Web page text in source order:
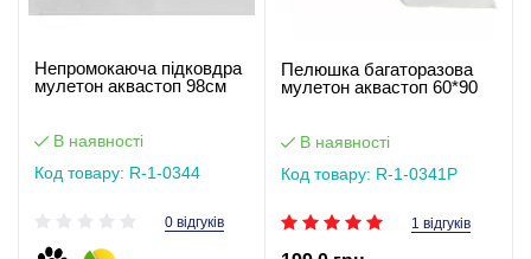
Непромокаюча підковдра
мулетон аквастоп 98см
В наявності
Код товару: R-1-0344
0 відгуків
Пелюшка багаторазова
мулетон аквастоп 60*90
В наявності
Код товару: R-1-0341Р
1 відгуків